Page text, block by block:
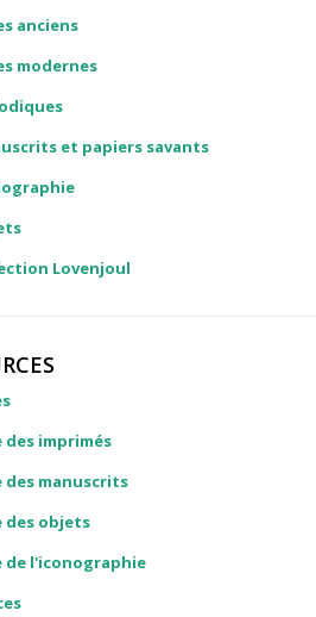
anciens
modernes
et papiers savants
Lovenjoul
des imprimés
des manuscrits
des objets
de l'iconographie